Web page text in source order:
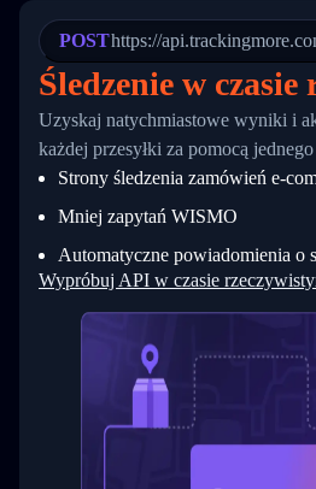
24
26
27
28
29
30
31
32
33
34
          },
          {
"Date":
          }
        ]
      }
  }
}
POSThttps://
Śledzenie w czasie
Uzyskaj natychmiastowe wyniki i
każdej przesyłki za pomocą
Strony śledzenia zamówień e-
Mniej zapytań WISMO
Automatyczne powiadomienia o
Wypróbuj API w czasie